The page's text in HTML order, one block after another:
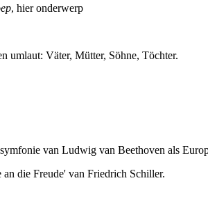
, hier onderwerp
umlaut: Väter, Mütter, Söhne, Töchter.
van Ludwig van Beethoven als
die Freude' van Friedrich Schiller.